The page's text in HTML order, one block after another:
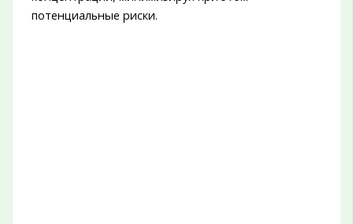
потенциальные риски.